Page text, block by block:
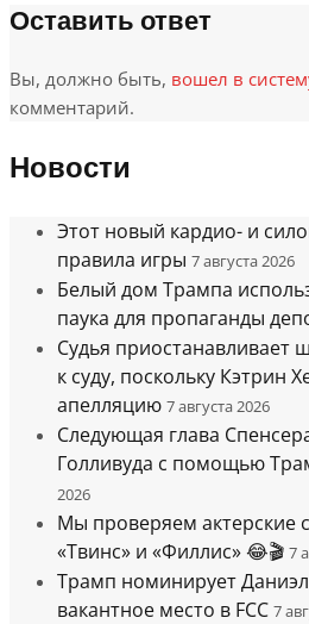
Оставить ответ
Вы, должно быть, вошел в
комментарий.
Новости
Этот новый кардио- и
правила игры 7 августа 2026
Белый дом Трампа
паука для пропаганды
Судья приостанавливает
к суду, поскольку Кэтрин
апелляцию 7 августа 2026
Следующая глава
Голливуда с помощью
2026
Мы проверяем актерские
«Твинс» и «Филлис» 😂🎬 7
Трамп номинирует
вакантное место в FCC 7